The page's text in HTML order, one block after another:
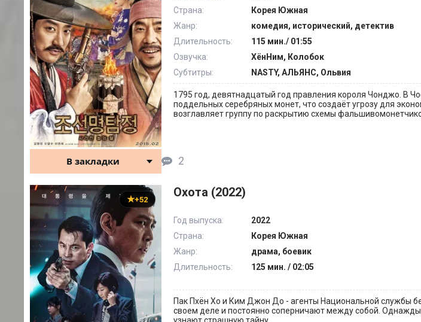
Страна:
Корея Южная
Жанр:
комедия, исторический, детектив
Длительность:
115 мин./ 01:55
Озвучка:
ХёнНим, Колобок
Субтитры:
NASTY, АЛЬЯНС, Ольвия
1795 год, девятнадцатый год правления короля Чонджо. В
поддельных серебряных монет, что создаёт угрозу для
возглавляет группу по раскрытию схемы
В закладки 2
+52 Охота (2022)
Год выпуска:
2022
Страна:
Корея Южная
Жанр:
драма, боевик
Длительность:
125 мин. / 02:05
Пак Пхён Хо и Ким Джон До - агенты Национальной службы
своем деле и постоянно соперничают между собой.